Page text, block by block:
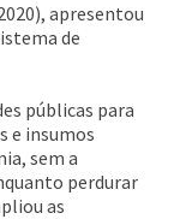
apresentou
de
públicas para
e insumos
sem a
perdurar
as